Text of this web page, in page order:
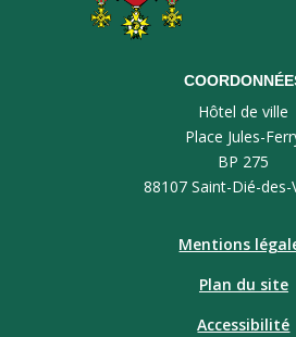
Hôtel de ville
Place Jules-
BP 275
88107 Saint-Dié-des-
Mentions
Plan du site
Accessibilité